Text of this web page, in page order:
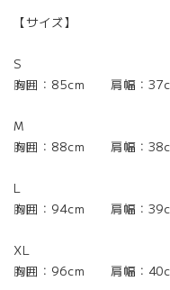
【サイズ】
S
胸囲：85cm 肩幅：
M
胸囲：88cm 肩幅：
L
胸囲：94cm 肩幅：
XL
胸囲：96cm 肩幅：